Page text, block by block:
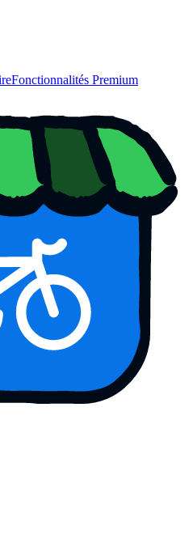
Fonctionnalités Premium